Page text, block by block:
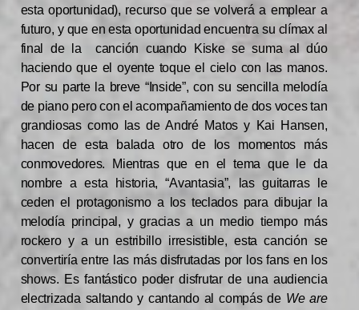
esta oportunidad), recurso que se volverá a emplear a
futuro, y que en esta oportunidad encuentra su clímax al
final de la canción cuando Kiske se suma al dúo
haciendo que el oyente toque el cielo con las manos.
Por su parte la breve “Inside”, con su sencilla melodía
de piano pero con el acompañamiento de dos voces tan
grandiosas como las de André Matos y Kai Hansen,
hacen de esta balada otro de los momentos más
conmovedores. Mientras que en el tema que le da
nombre a esta historia, “Avantasia”, las guitarras le
ceden el protagonismo a los teclados para dibujar la
melodía principal, y gracias a un medio tiempo más
rockero y a un estribillo irresistible, esta canción se
convertiría entre las más disfrutadas por los fans en los
shows. Es fantástico poder disfrutar de una audiencia
electrizada saltando y cantando al compás de We are